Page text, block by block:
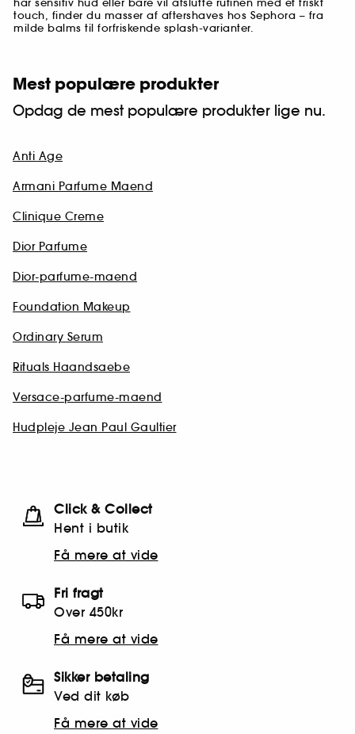
har sensitiv hud eller bare vil afslutte rutinen med et friskt
touch, finder du masser af aftershaves hos Sephora – fra
milde balms til forfriskende splash-varianter.
Mest populære produkter
Opdag de mest populære produkter lige nu.
Anti Age
Armani Parfume Maend
Clinique Creme
Dior Parfume
Dior-parfume-maend
Foundation Makeup
Ordinary Serum
Rituals Haandsaebe
Versace-parfume-maend
Hudpleje Jean Paul Gaultier
Click & Collect
Hent i butik
Få mere at vide
Fri fragt
Over 450kr
Få mere at vide
Sikker betaling
Ved dit køb
Få mere at vide